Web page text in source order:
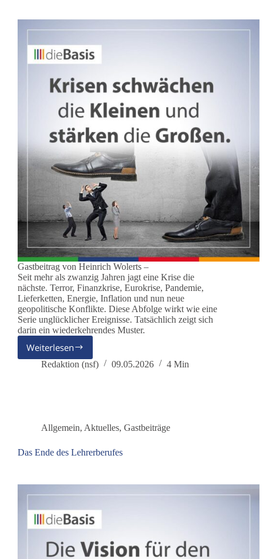
Gastbeitrag von Heinrich Wolerts –
Seit mehr als zwanzig Jahren jagt eine Krise die
nächste. Terror, Finanzkrise, Eurokrise, Pandemie,
Lieferketten, Energie, Inflation und nun neue
geopolitische Konflikte. Diese Abfolge wirkt wie eine
Serie unglücklicher Ereignisse. Tatsächlich zeigt sich
darin ein wiederkehrendes Muster.
WeiterlesenDauerkrise
und
Redaktion (nsf) 09.05.2026 4 Min
Allgemein, Aktuelles, Gastbeiträge
Das Ende des Lehrerberufes